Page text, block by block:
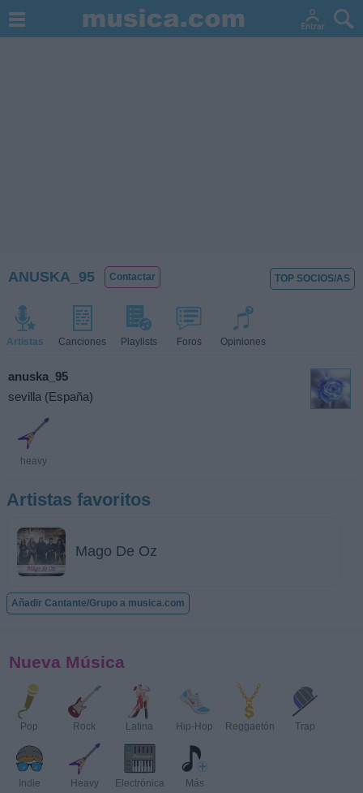
ANUSKA_95 Contactar TOP SOCIOS/AS
Artistas Canciones Playlists Foros Opiniones
anuska_95
sevilla (España)
heavy
Artistas favoritos
Mago De Oz
Añadir Cantante/Grupo a musica.com
Nueva Música
Pop Rock Latina Hip-Hop Reggaetón Trap
Indie Heavy Electrónica Más